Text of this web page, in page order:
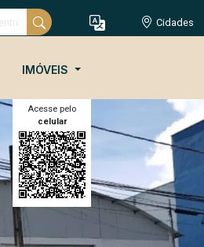
Cidades
IMÓVEIS
Acesse pelo
celular